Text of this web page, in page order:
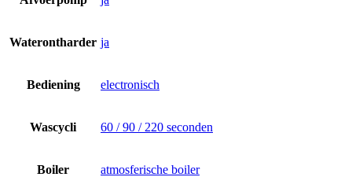
Waterontharder ja
Bediening electronisch
Wascycli 60 / 90 / 220 seconden
Boiler atmosferische boiler